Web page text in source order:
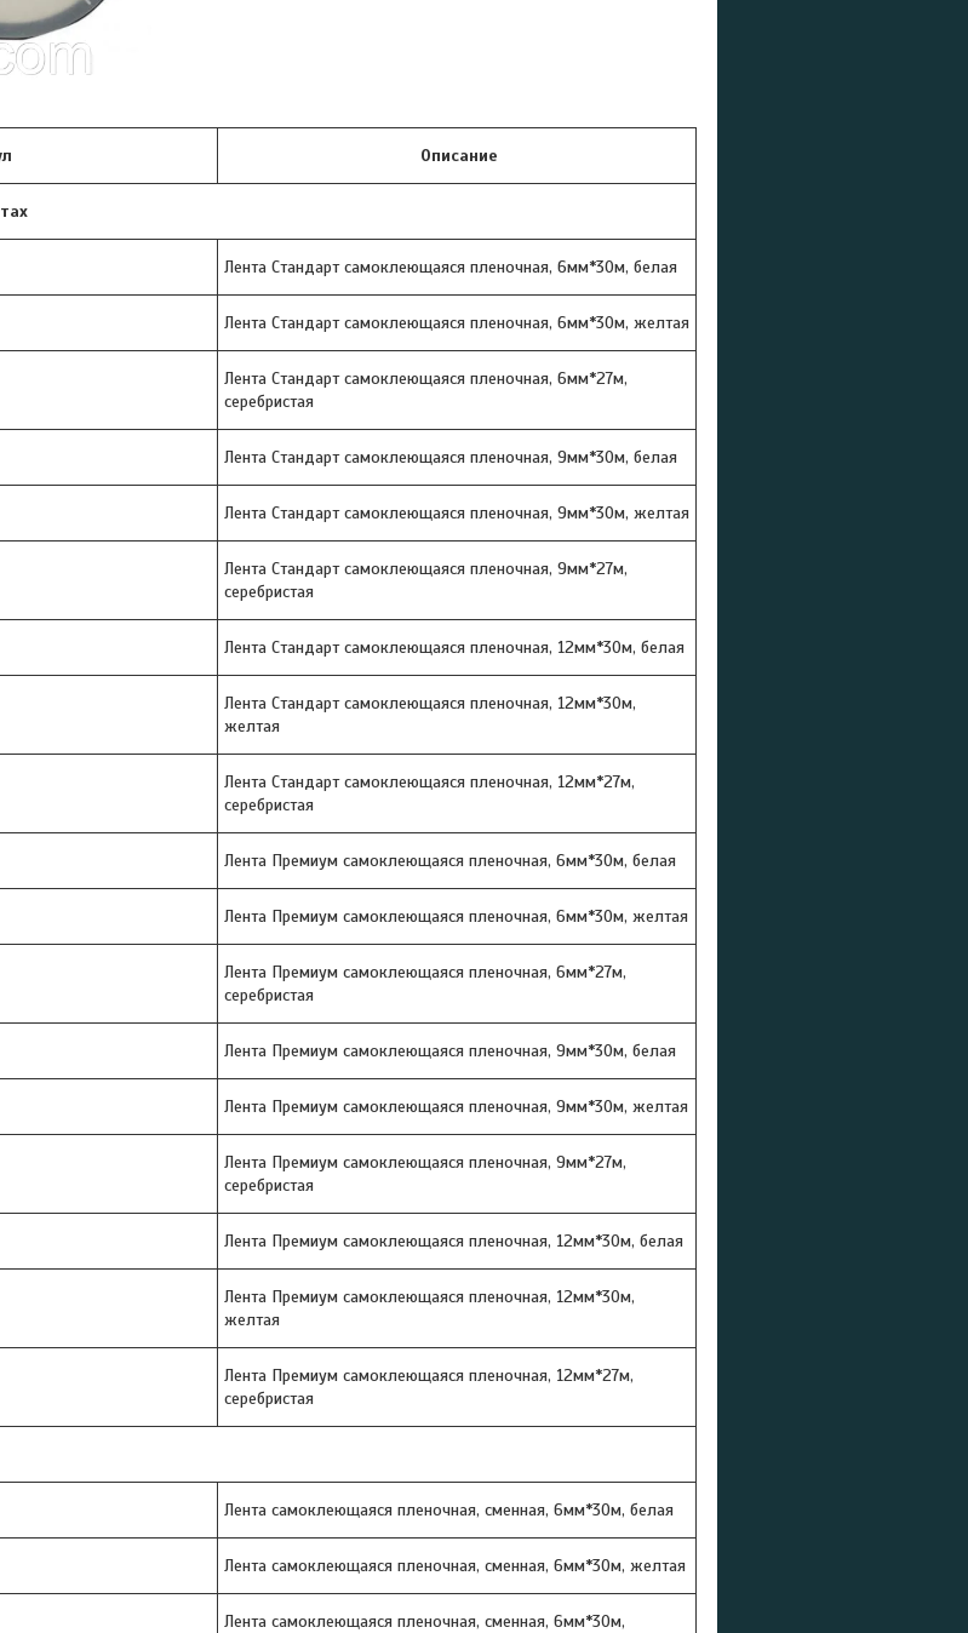
Описание
Лента Стандарт самоклеющаяся пленочная, 6мм*30м, белая
Лента Стандарт самоклеющаяся пленочная, 6мм*30м, желтая
Лента Стандарт самоклеющаяся пленочная, 6мм*27м,
серебристая
Лента Стандарт самоклеющаяся пленочная, 9мм*30м, белая
Лента Стандарт самоклеющаяся пленочная, 9мм*30м, желтая
Лента Стандарт самоклеющаяся пленочная, 9мм*27м,
серебристая
Лента Стандарт самоклеющаяся пленочная, 12мм*30м, белая
Лента Стандарт самоклеющаяся пленочная, 12мм*30м,
желтая
Лента Стандарт самоклеющаяся пленочная, 12мм*27м,
серебристая
Лента Премиум самоклеющаяся пленочная, 6мм*30м, белая
Лента Премиум самоклеющаяся пленочная, 6мм*30м, желтая
Лента Премиум самоклеющаяся пленочная, 6мм*27м,
серебристая
Лента Премиум самоклеющаяся пленочная, 9мм*30м, белая
Лента Премиум самоклеющаяся пленочная, 9мм*30м, желтая
Лента Премиум самоклеющаяся пленочная, 9мм*27м,
серебристая
Лента Премиум самоклеющаяся пленочная, 12мм*30м, белая
Лента Премиум самоклеющаяся пленочная, 12мм*30м,
желтая
Лента Премиум самоклеющаяся пленочная, 12мм*27м,
серебристая
Лента самоклеющаяся пленочная, сменная, 6мм*30м, белая
Лента самоклеющаяся пленочная, сменная, 6мм*30м, желтая
Лента самоклеющаяся пленочная, сменная, 6мм*30м,